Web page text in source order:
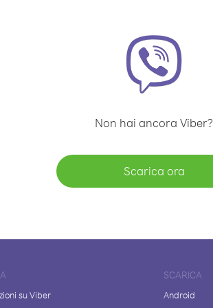
Non hai ancora Viber?
Scarica ora
su Viber
SCARICA
Android